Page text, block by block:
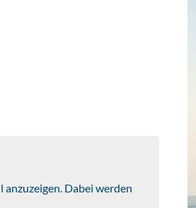
Dabei werden